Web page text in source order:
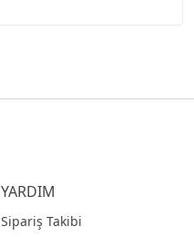
YARDIM
Sipariş Takibi